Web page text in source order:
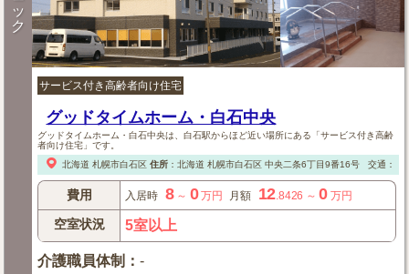
ッ
ク
サービス付き高齢者向け住宅
グッドタイムホーム・白石中央
グッドタイムホーム・白石中央は、白石駅からほど近い場所にある「サービス付き高齢
者向け住宅」です。
北海道 札幌市白石区 住所： 北海道 札幌市白石区中央二条6丁目9番16号 交通：【
費用 入居時 8～ 0万円 月額 12.8426 ～0 万円
空室状況 5室以上
介護職員体制 ：-